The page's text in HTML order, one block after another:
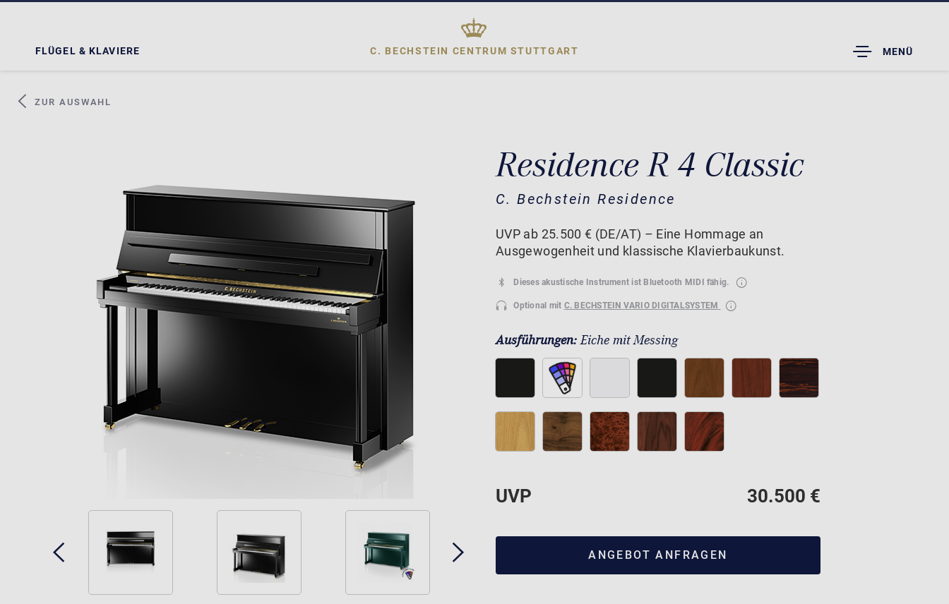
FLÜGEL & KLAVIERE C. BECHSTEIN CENTRUM STUTTGART
TOGGLE
DROPDOWN
MENÜ
ZUR AUSWAHL
Residence R 4 Classic
C. Bechstein Residence
UVP ab 25.500 € (DE/AT) – Eine Hommage an
Ausgewogenheit und klassische Klavierbaukunst.
Dieses akustische Instrument ist Bluetooth MIDI fähig.
Optional mit C. BECHSTEIN VARIO DIGITALSYSTEM
Ausführungen:Eiche mit Messing
UVP 30.500 €
ANGEBOT ANFRAGEN